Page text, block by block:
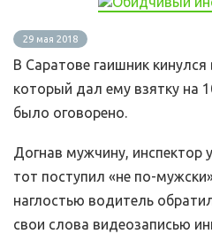
29 мая 2018
В Саратове гаишник
который дал ему взятку на
было оговорено.
Догнав мужчину, инспектор
тот поступил «не по-
наглостью водитель
свои слова видеозаписью